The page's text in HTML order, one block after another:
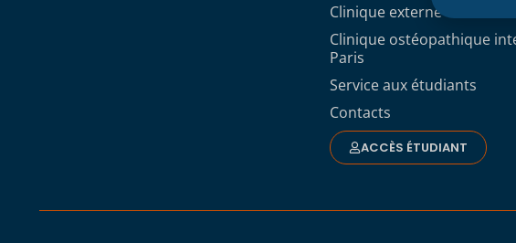
Clinique externe
Clinique ostéopathique
Paris
Service aux étudiants
Contacts
ACCÈS ÉTUDIANT